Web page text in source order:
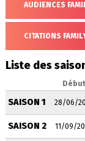
AUDIENCES
CITATIONS
Liste des
Début
SAISON 1 28/06/
SAISON 2 11/09/